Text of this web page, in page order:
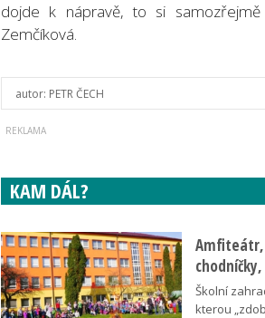
dojde k nápravě, to si samozřejmě
Zemčíková.
autor: PETR ČECH
KAM DÁL?
Amfiteátr,
Školní
kterou